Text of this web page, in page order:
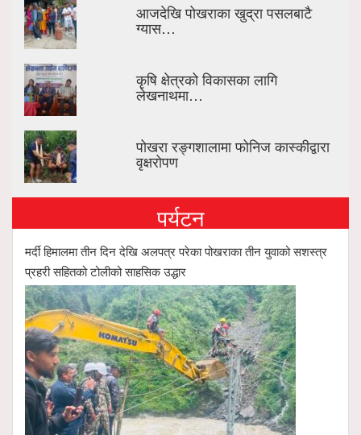
आजदेखि पोखराका खुद्रा पसलबाटै
ग्यास…
कृषि क्षेत्रको विकासका लागि
लेखनाथमा…
पोखरा रङ्गशालामा फोनिज कास्कीद्वारा
वृक्षरोपण
पर्यटन
मर्दी हिमालमा तीन दिन देखि अलपत्र परेका पोखराका तीन युवाको सशस्त्र
प्रहरी सहितको टोलीको साहसिक उद्धार